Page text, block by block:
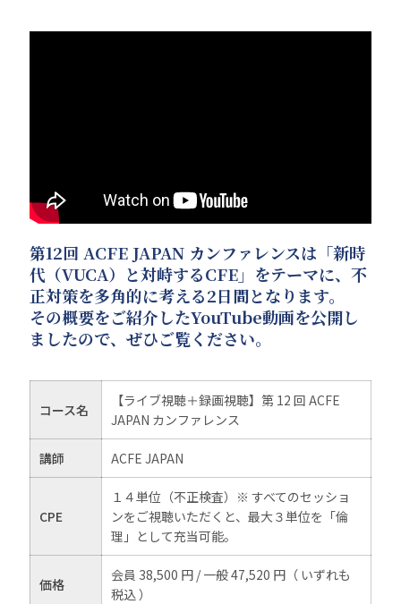
第12回 ACFE JAPAN カンファレンスは「新時
代（VUCA）と対峙するCFE」をテーマに、不
正対策を多角的に考える2日間となります。
その概要をご紹介したYouTube動画を公開し
ましたので、ぜひご覧ください。
コース名
【ライブ視聴＋録画視聴】第 12 回 ACFE
JAPAN カンファレンス
講師 ACFE JAPAN
CPE
１４単位（不正検査）※ すべてのセッショ
ンをご視聴いただくと、最大３単位を「倫
理」として充当可能。
価格
会員 38,500 円 / 一般 47,520 円（ いずれも
税込 ）